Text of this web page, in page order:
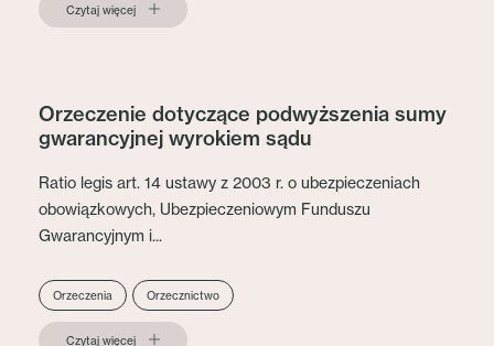
Czytaj więcej
Orzeczenie dotyczące podwyższenia sumy
gwarancyjnej wyrokiem sądu
Ratio legis art. 14 ustawy z 2003 r. o ubezpieczeniach
obowiązkowych, Ubezpieczeniowym Funduszu
Gwarancyjnym i...
Orzeczenia Orzecznictwo
Czytaj więcej